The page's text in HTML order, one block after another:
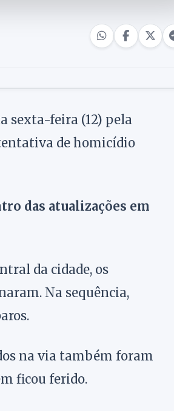
sexta-feira (12) pela
de homicídio
das atualizações em
da cidade, os
Na sequência,
na via também foram
ficou ferido.